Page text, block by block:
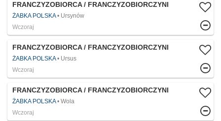
FRANCZYZOBIORCA / FRANCZYZOBIORCZYNI
ŻABKA POLSKA
Ursynów
Wczoraj
FRANCZYZOBIORCA / FRANCZYZOBIORCZYNI
ŻABKA POLSKA
Ursus
Wczoraj
FRANCZYZOBIORCA / FRANCZYZOBIORCZYNI
ŻABKA POLSKA
Wola
Wczoraj